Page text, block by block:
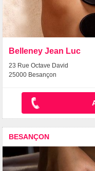
Belleney Jean Luc
23 Rue Octave David
25000 Besançon
BESANÇON